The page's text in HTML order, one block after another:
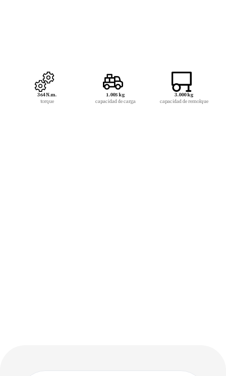
364 N.m.
torque
1.005 kg
capacidad de carga
3.000 kg
capacidad de remolque